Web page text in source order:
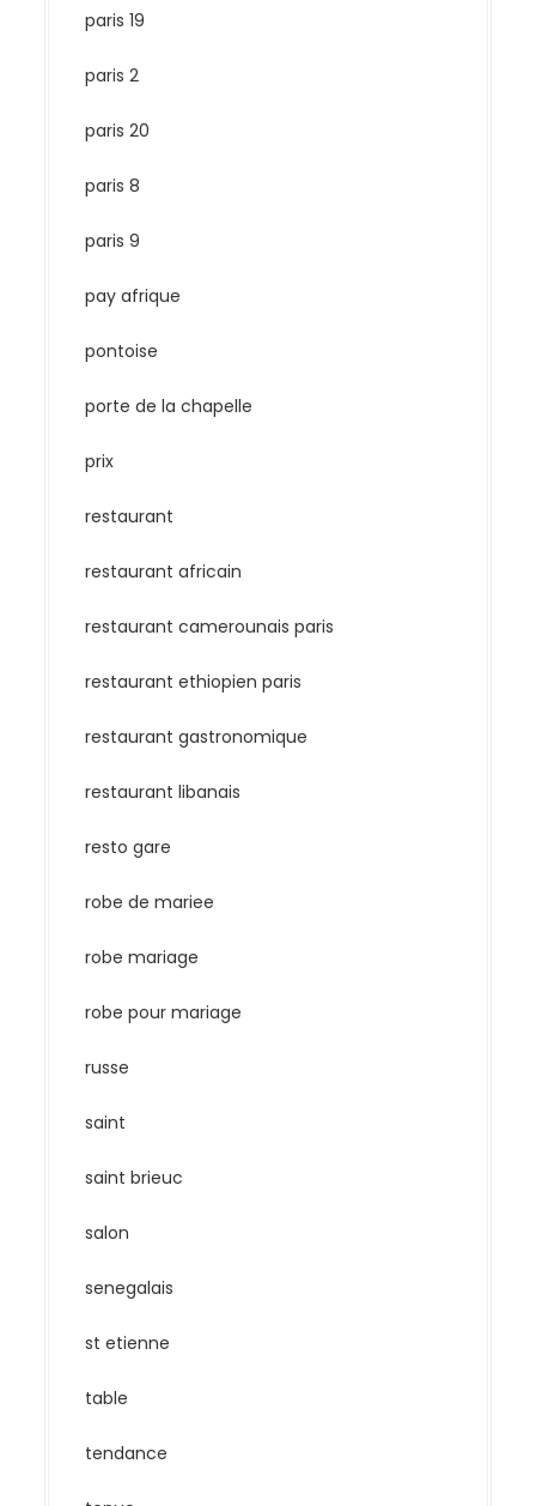
paris 19
paris 2
paris 20
paris 8
paris 9
pay afrique
pontoise
porte de la chapelle
prix
restaurant
restaurant africain
restaurant camerounais paris
restaurant ethiopien paris
restaurant gastronomique
restaurant libanais
resto gare
robe de mariee
robe mariage
robe pour mariage
russe
saint
saint brieuc
salon
senegalais
st etienne
table
tendance